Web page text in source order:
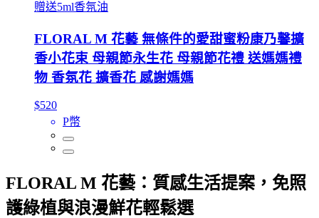
贈送5ml香氛油
FLORAL M 花藝 無條件的愛甜蜜粉康乃馨擴
香小花束 母親節永生花 母親節花禮 送媽媽禮
物 香氛花 擴香花 感謝媽媽
$520
P幣
FLORAL M 花藝：質感生活提案，免照
護綠植與浪漫鮮花輕鬆選